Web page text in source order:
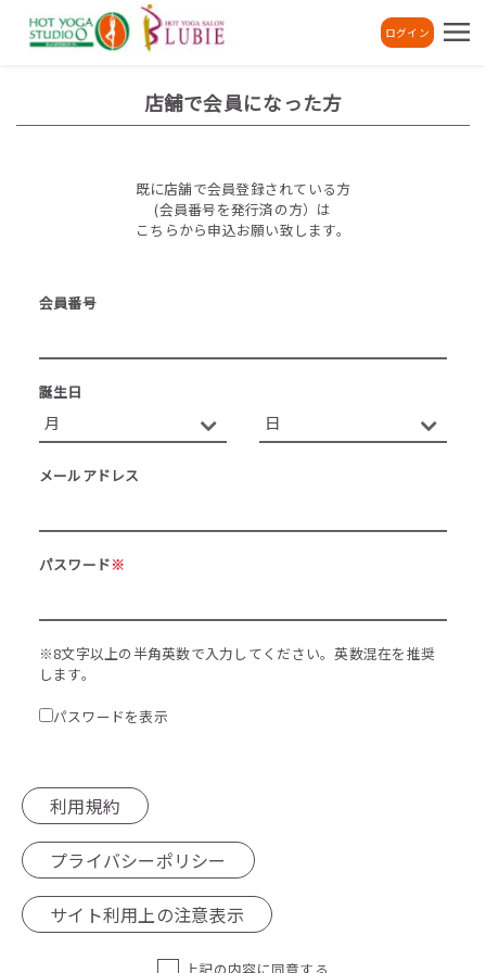
ログイン
店舗で会員になった方
既に店舗で会員登録されている方
(会員番号を発行済の方）は
こちらから申込お願い致します。
会員番号
誕生日
メールアドレス
パスワード※
※8文字以上の半角英数で入力してください。英数混在を推奨
します。
パスワードを表示
利用規約
プライバシーポリシー
サイト利用上の注意表示